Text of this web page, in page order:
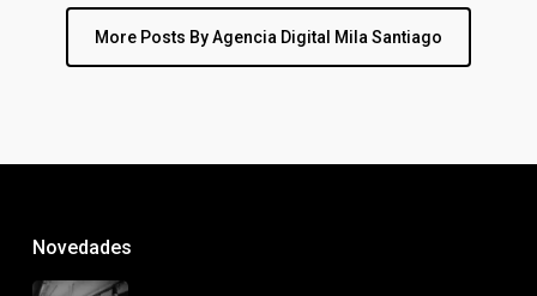
More Posts By Agencia Digital Mila Santiago
Novedades